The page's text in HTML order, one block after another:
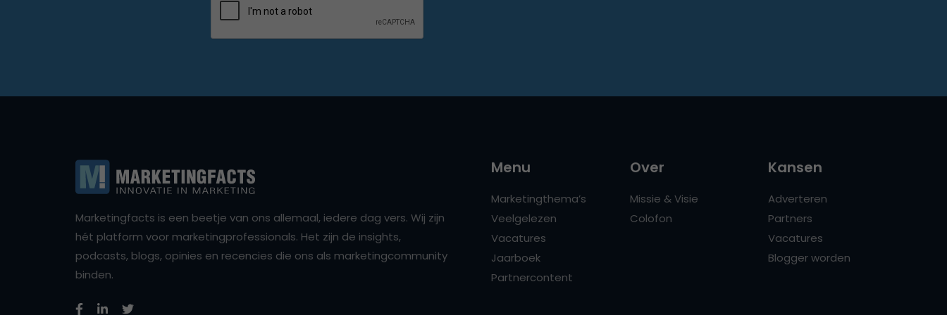
Marketingfacts is een beetje van ons allemaal, iedere dag vers. Wij zijn
hét platform voor marketingprofessionals. Het zijn de insights,
podcasts, blogs, opinies en recencies die ons als marketingcommunity
binden.
Menu
Marketingthema’s
Veelgelezen
Vacatures
Jaarboek
Partnercontent
Over
Missie & Visie
Colofon
Kansen
Adverteren
Partners
Vacatures
Blogger worden